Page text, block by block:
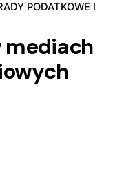
PODATKOWE I
mediach